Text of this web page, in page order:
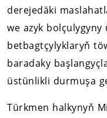
derejedäki
we azyk
betbagtçylyklaryň
baradaky
üstünlikli durmuşa
Türkmen halkynyň